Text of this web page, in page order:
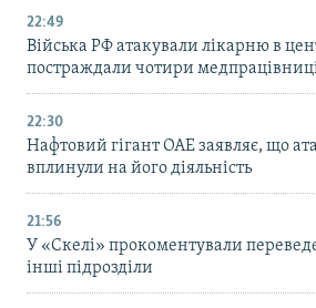
22:49
Війська РФ атакували лікарню в
постраждали чотири
22:30
Нафтовий гігант ОАЕ заявляє, що
вплинули на його діяльність
21:56
У «Скелі» прокоментували
інші підрозділи